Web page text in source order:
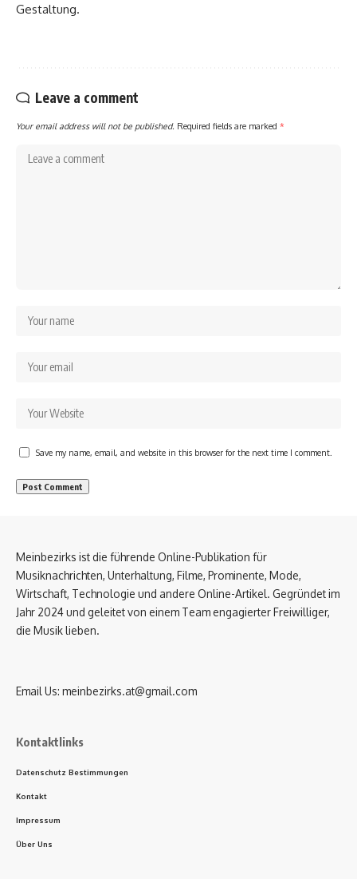
Gestaltung.
Leave a comment
Your email address will not be published. Required fields are marked *
Save my name, email, and website in this browser for the next time I comment.
Meinbezirks ist die führende Online-Publikation für
Musiknachrichten, Unterhaltung, Filme, Prominente, Mode,
Wirtschaft, Technologie und andere Online-Artikel. Gegründet im
Jahr 2024 und geleitet von einem Team engagierter Freiwilliger,
die Musik lieben.
Email Us: meinbezirks.at@gmail.com
Kontaktlinks
Datenschutz Bestimmungen
Kontakt
Impressum
Über Uns